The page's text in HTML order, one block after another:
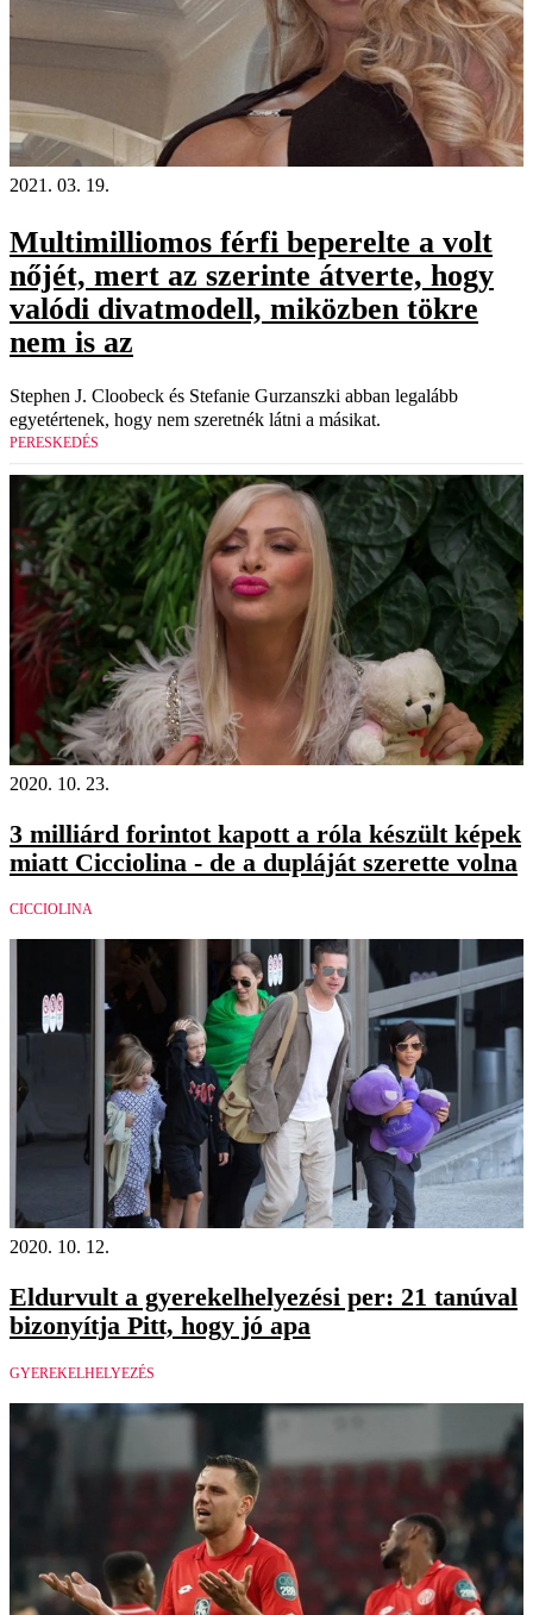
2021. 03. 19.
Multimilliomos férfi beperelte a volt
nőjét, mert az szerinte átverte, hogy
valódi divatmodell, miközben tökre
nem is az
Stephen J. Cloobeck és Stefanie Gurzanszki abban legalább
egyetértenek, hogy nem szeretnék látni a másikat.
PERESKEDÉS
2020. 10. 23.
3 milliárd forintot kapott a róla készült képek
miatt Cicciolina - de a dupláját szerette volna
CICCIOLINA
2020. 10. 12.
Eldurvult a gyerekelhelyezési per: 21 tanúval
bizonyítja Pitt, hogy jó apa
GYEREKELHELYEZÉS